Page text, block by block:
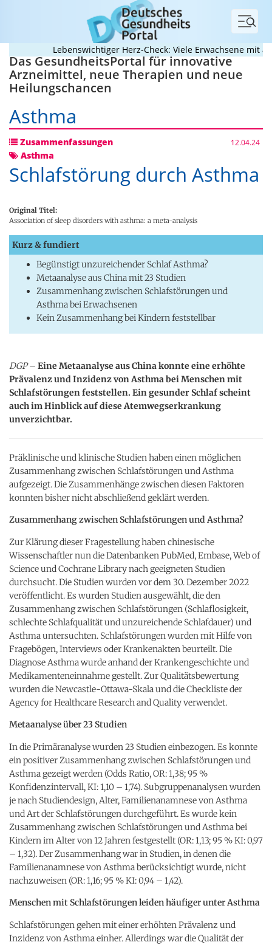
Menü
Lebenswichtiger Herz-Check: Viele Erwachsene mit
Das GesundheitsPortal für innovative
Arzneimittel, neue Therapien und neue
Heilungschancen
Asthma
Zusammenfassungen 12.04.24
Asthma
Schlafstörung durch Asthma
Original Titel:
Association of sleep disorders with asthma: a meta-analysis
Kurz & fundiert
Begünstigt unzureichender Schlaf Asthma?
Metaanalyse aus China mit 23 Studien
Zusammenhang zwischen Schlafstörungen und
Asthma bei Erwachsenen
Kein Zusammenhang bei Kindern feststellbar
DGP– Eine Metaanalyse aus China konnte eine erhöhte
Prävalenz und Inzidenz von Asthma bei Menschen mit
Schlafstörungen feststellen. Ein gesunder Schlaf scheint
auch im Hinblick auf diese Atemwegserkrankung
unverzichtbar.
Präklinische und klinische Studien haben einen möglichen
Zusammenhang zwischen Schlafstörungen und Asthma
aufgezeigt. Die Zusammenhänge zwischen diesen Faktoren
konnten bisher nicht abschließend geklärt werden.
Zusammenhang zwischen Schlafstörungen und Asthma?
Zur Klärung dieser Fragestellung haben chinesische
Wissenschaftler nun die Datenbanken PubMed, Embase, Web of
Science und Cochrane Library nach geeigneten Studien
durchsucht. Die Studien wurden vor dem 30. Dezember 2022
veröffentlicht. Es wurden Studien ausgewählt, die den
Zusammenhang zwischen Schlafstörungen (Schlaflosigkeit,
schlechte Schlafqualität und unzureichende Schlafdauer) und
Asthma untersuchten. Schlafstörungen wurden mit Hilfe von
Fragebögen, Interviews oder Krankenakten beurteilt. Die
Diagnose Asthma wurde anhand der Krankengeschichte und
Medikamenteneinnahme gestellt. Zur Qualitätsbewertung
wurden die Newcastle-Ottawa-Skala und die Checkliste der
Agency for Healthcare Research and Quality verwendet.
Metaanalyse über 23 Studien
In die Primäranalyse wurden 23 Studien einbezogen. Es konnte
ein positiver Zusammenhang zwischen Schlafstörungen und
Asthma gezeigt werden (Odds Ratio, OR: 1,38; 95 %
Konfidenzintervall, KI: 1,10 – 1,74). Subgruppenanalysen wurden
je nach Studiendesign, Alter, Familienanamnese von Asthma
und Art der Schlafstörungen durchgeführt. Es wurde kein
Zusammenhang zwischen Schlafstörungen und Asthma bei
Kindern im Alter von 12 Jahren festgestellt (OR: 1,13; 95 % KI: 0,97
– 1,32). Der Zusammenhang war in Studien, in denen die
Familienanamnese von Asthma berücksichtigt wurde, nicht
nachzuweisen (OR: 1,16; 95 % KI: 0,94 – 1,42).
Menschen mit Schlafstörungen leiden häufiger unter Asthma
Schlafstörungen gehen mit einer erhöhten Prävalenz und
Inzidenz von Asthma einher. Allerdings war die Qualität der